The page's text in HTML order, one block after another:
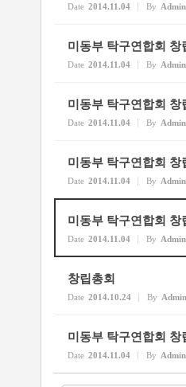
Date 2014.11.04 By Admin
미동부 탁구연합회 창
Date 2014.11.04 By Admin
미동부 탁구연합회 창
Date 2014.11.04 By Admin
미동부 탁구연합회 창
Date 2014.11.04 By Admin
미동부 탁구연합회 창
Date 2014.11.04 By Admin
창립총회
Date 2014.10.24 By Admin
미동부 탁구연합회 창
Date 2014.11.04 By Admin